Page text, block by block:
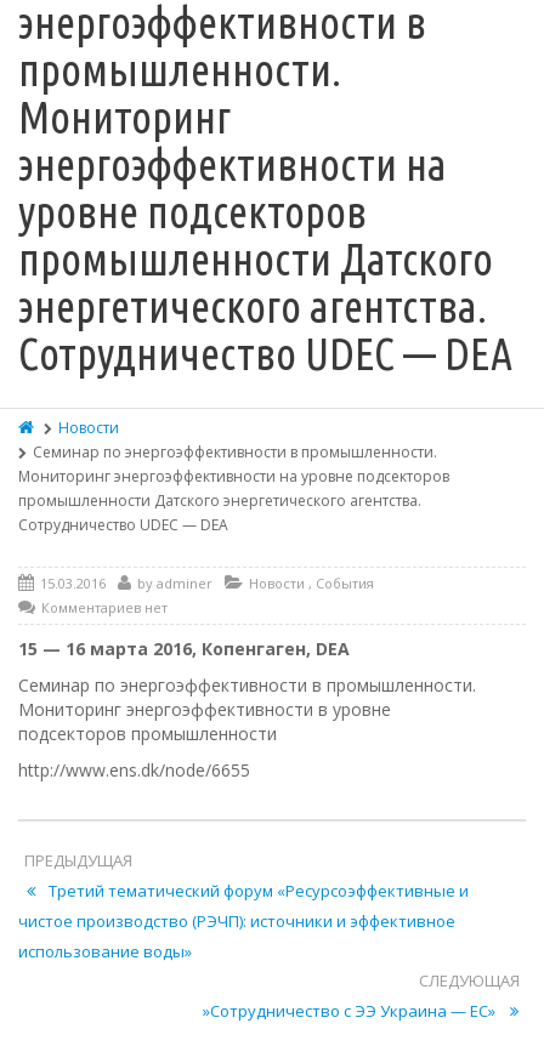
энергоэффективности в
промышленности.
Мониторинг
энергоэффективности на
уровне подсекторов
промышленности Датского
энергетического агентства.
Сотрудничество UDEC — DEA
Новости
Семинар по энергоэффективности в промышленности.
Мониторинг энергоэффективности на уровне подсекторов
промышленности Датского энергетического агентства.
Сотрудничество UDEC — DEA
15.03.2016 by adminer Новости , События
Комментариев нет
15 — 16 марта 2016, Копенгаген, DEA
Семинар по энергоэффективности в промышленности.
Мониторинг энергоэффективности в уровне
подсекторов промышленности
http://www.ens.dk/node/6655
ПРЕДЫДУЩАЯ
Третий тематический форум «Ресурсоэффективные и
чистое производство (РЭЧП): источники и эффективное
использование воды»
СЛЕДУЮЩАЯ
»Сотрудничество с ЭЭ Украина — ЕС»